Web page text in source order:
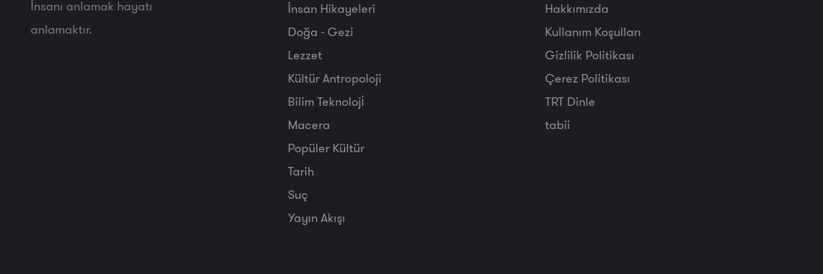
İnsanı anlamak hayatı
anlamaktır.
İnsan Hikayeleri
Doğa - Gezi
Lezzet
Kültür Antropoloji
Bilim Teknoloji̇
Macera
Popüler Kültür
Tarih
Suç
Yayın Akışı
Hakkımızda
Kullanım Koşulları
Gizlilik Politikası
Çerez Politikası
TRT Dinle
tabii